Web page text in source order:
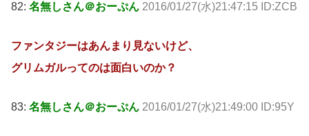
82: 名無しさん＠おーぷん 2016/01/27(水)21:47:15 ID:ZCB
ファンタジーはあんまり見ないけど、
グリムガルってのは面白いのか？
83: 名無しさん＠おーぷん 2016/01/27(水)21:49:00 ID:95Y